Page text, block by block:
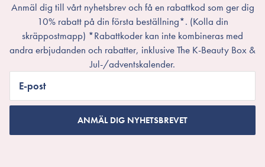
Anmäl dig till vårt nyhetsbrev och få en rabattkod som ger dig
10% rabatt på din första beställning*. (Kolla din
skräppostmapp) *Rabattkoder kan inte kombineras med
andra erbjudanden och rabatter, inklusive The K-Beauty Box &
Jul-/adventskalender.
E-post
ANMÄL DIG NYHETSBREVET